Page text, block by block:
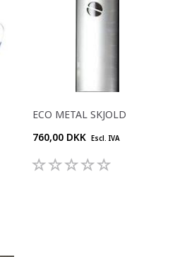
ECO METAL SKJOLD
760,00 DKK Escl. IVA